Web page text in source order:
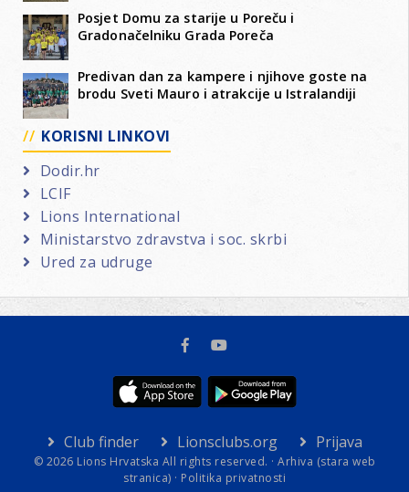
Posjet Domu za starije u Poreču i
Gradonačelniku Grada Poreča
Predivan dan za kampere i njihove goste na
brodu Sveti Mauro i atrakcije u Istralandiji
KORISNI LINKOVI
Dodir.hr
LCIF
Lions International
Ministarstvo zdravstva i soc. skrbi
Ured za udruge
Club finder Lionsclubs.org Prijava
© 2026 Lions Hrvatska All rights reserved. · Arhiva (stara web
stranica) · Politika privatnosti